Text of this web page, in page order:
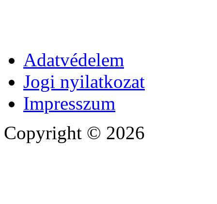
Adatvédelem
Jogi nyilatkozat
Impresszum
Copyright © 2026